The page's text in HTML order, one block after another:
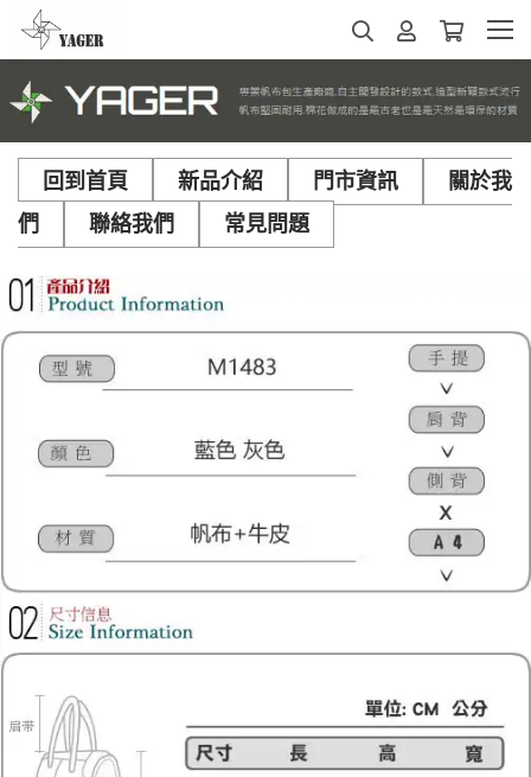
回到首頁 新品介紹 門市資訊
關於我
們
聯絡我們 常見問題